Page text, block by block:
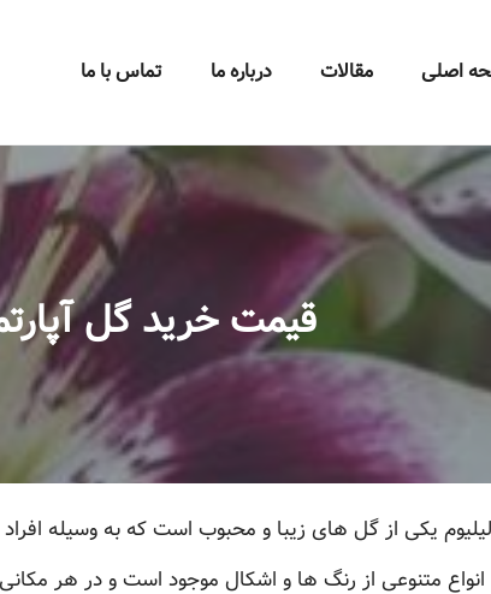
اصلی مقالات درباره ما تماس با ما
قیمت خرید گل
یکی از گل های زیبا و محبوب است که به وسیله
انواع متنوعی از رنگ ها و اشکال موجود است و در هر